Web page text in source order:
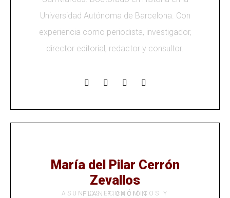
Universidad Autónoma de Barcelona. Con
experiencia como periodista, investigador,
director editorial, redactor y consultor.
María del Pilar Cerrón
Zevallos
ASUNTOS ECONÓMICOS Y PLANIFICACIÓN